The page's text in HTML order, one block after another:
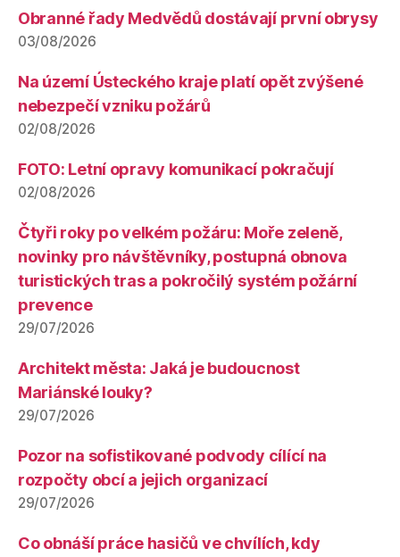
Obranné řady Medvědů dostávají první obrysy
03/08/2026
Na území Ústeckého kraje platí opět zvýšené
nebezpečí vzniku požárů
02/08/2026
FOTO: Letní opravy komunikací pokračují
02/08/2026
Čtyři roky po velkém požáru: Moře zeleně,
novinky pro návštěvníky, postupná obnova
turistických tras a pokročilý systém požární
prevence
29/07/2026
Architekt města: Jaká je budoucnost
Mariánské louky?
29/07/2026
Pozor na sofistikované podvody cílící na
rozpočty obcí a jejich organizací
29/07/2026
Co obnáší práce hasičů ve chvílích, kdy